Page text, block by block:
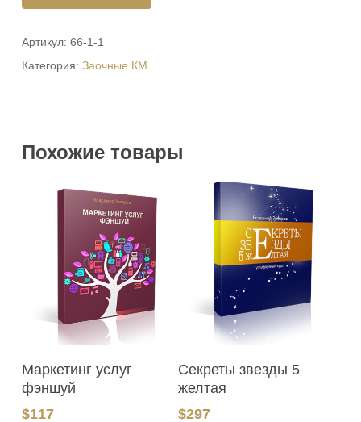
Артикул: 66-1-1
Категория: Заочные КМ
Похожие товары
Маркетинг услуг
фэншуй
$117
Секреты звезды 5
желтая
$297